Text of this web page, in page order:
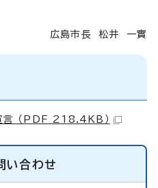
広島市長 松井 一實
言 （PDF 218.4KB）
い合わせ